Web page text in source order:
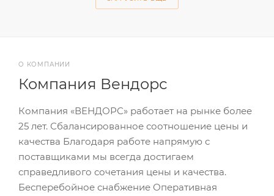
О КОМПАНИИ
Компания Вендорс
Компания «ВЕНДОРС» работает на рынке более
25 лет. Сбалансированное соотношение цены и
качества Благодаря работе напрямую с
поставщиками мы всегда достигаем
справедливого сочетания цены и качества.
Бесперебойное снабжение Оперативная